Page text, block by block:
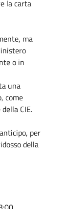
la carta
ma
o in
una
come
CIE.
per
della